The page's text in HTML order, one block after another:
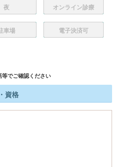
夜 オンライン診療
車場 電子決済可
でご確認ください
資格